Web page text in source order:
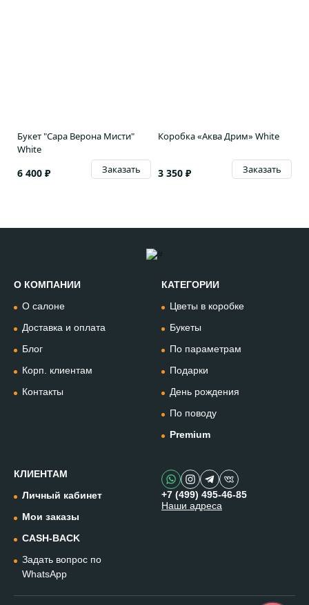
Букет "Сара Верона Мисти"
White
6 400 ₽ Заказать
Коробка «Аква Дрим» White
3 350 ₽ Заказать
О КОМПАНИИ
О салоне
Доставка и оплата
Блог
Корп. клиентам
Контакты
КАТЕГОРИИ
Цветы в коробке
Букеты
По параметрам
Подарки
День рождения
По поводу
Premium
КЛИЕНТАМ
Личный кабинет
Мои заказы
CASH-BACK
Задать вопрос по
WhatsApp
+7 (499) 495-46-85
Наши адреса
Позвонить
+74994954685
WhatsApp
+79912981236
@omflowersbot
Instagram